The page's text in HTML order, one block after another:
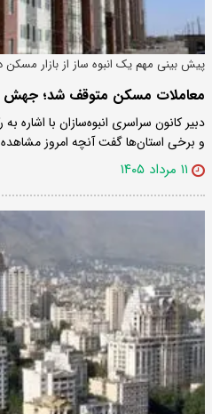
پیش بینی مهم یک انبوه ساز از بازار مسکن
معاملات مسکن متوقف شد؛ جهش
دبیر کانون سراسری انبوه‌سازان با اشاره
و برخی استان‌ها گفت آنچه امروز
۱۱ مرداد ۱۴۰۵